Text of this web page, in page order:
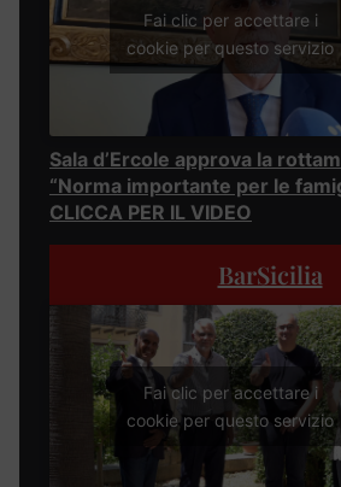
Fai clic per accettare i
cookie per questo servizio
Sala d’Ercole approva la
“Norma importante per le
CLICCA PER IL VIDEO
BarSicilia
Fai clic per accettare i
cookie per questo servizio